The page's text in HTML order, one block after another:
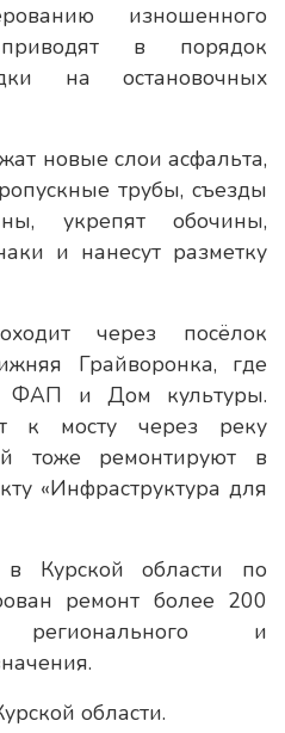
изношенного
в порядок
на остановочных
новые слои асфальта,
трубы, съезды
укрепят обочины,
и нанесут разметку
через посёлок
Грайворонка, где
ФАП и Дом культуры.
к мосту через реку
тоже ремонтируют в
«Инфраструктура для
Курской области по
ремонт более 200
и
области.